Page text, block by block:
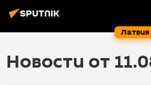
Латвия
Новости от